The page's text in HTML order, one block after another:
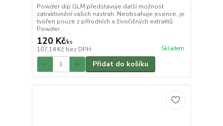
Powder dip GLM představuje další možnost
zatraktivnění vašich nástrah. Neobsahuje esence, je
tvořen pouze z přírodních a živočišných extraktů.
Powder ...
120 Kč/ks
107,14 Kč bez DPH Skladem
Přidat do košíku